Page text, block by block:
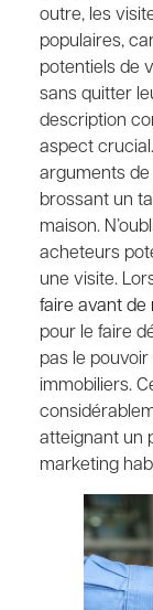
outre, les
populaires,
potentiels de
sans quitter
description
aspect
arguments
brossant un
maison.
acheteurs
une visite.
faire avant
pour le faire
pas le
immobiliers.
atteignant un
marketing